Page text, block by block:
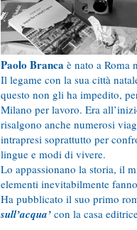
Paolo Branca è nato a Roma
Il legame con la sua città
questo non gli ha impedito,
Milano per lavoro. Era
risalgono anche numerosi
intrapresi soprattutto per
lingue e modi di vivere.
Lo appassionano la storia, il
elementi inevitabilmente
Ha pubblicato il suo primo
sull’acqua’ con la casa